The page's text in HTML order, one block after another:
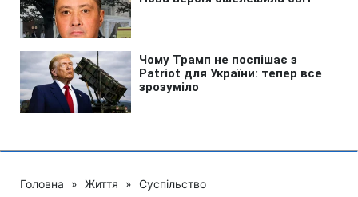
Головна » Життя » Суспільство